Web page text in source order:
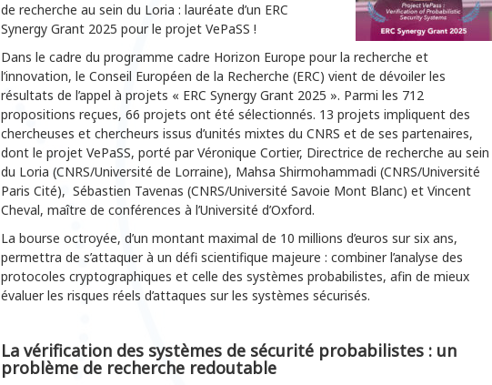
de recherche au sein du Loria : lauréate d’un ERC
Synergy Grant 2025 pour le projet VePaSS !
Dans le cadre du programme cadre Horizon Europe pour la recherche et
l’innovation, le Conseil Européen de la Recherche (ERC) vient de dévoiler les
résultats de l’appel à projets « ERC Synergy Grant 2025 ». Parmi les 712
propositions reçues, 66 projets ont été sélectionnés. 13 projets impliquent des
chercheuses et chercheurs issus d’unités mixtes du CNRS et de ses partenaires,
dont le projet VePaSS, porté par Véronique Cortier, Directrice de recherche au sein
du Loria (CNRS/Université de Lorraine), Mahsa Shirmohammadi (CNRS/Université
Paris Cité), Sébastien Tavenas (CNRS/Université Savoie Mont Blanc) et Vincent
Cheval, maître de conférences à l’Université d’Oxford.
La bourse octroyée, d’un montant maximal de 10 millions d’euros sur six ans,
permettra de s’attaquer à un défi scientifique majeure : combiner l’analyse des
protocoles cryptographiques et celle des systèmes probabilistes, afin de mieux
évaluer les risques réels d’attaques sur les systèmes sécurisés.
La vérification des systèmes de sécurité probabilistes : un
problème de recherche redoutable